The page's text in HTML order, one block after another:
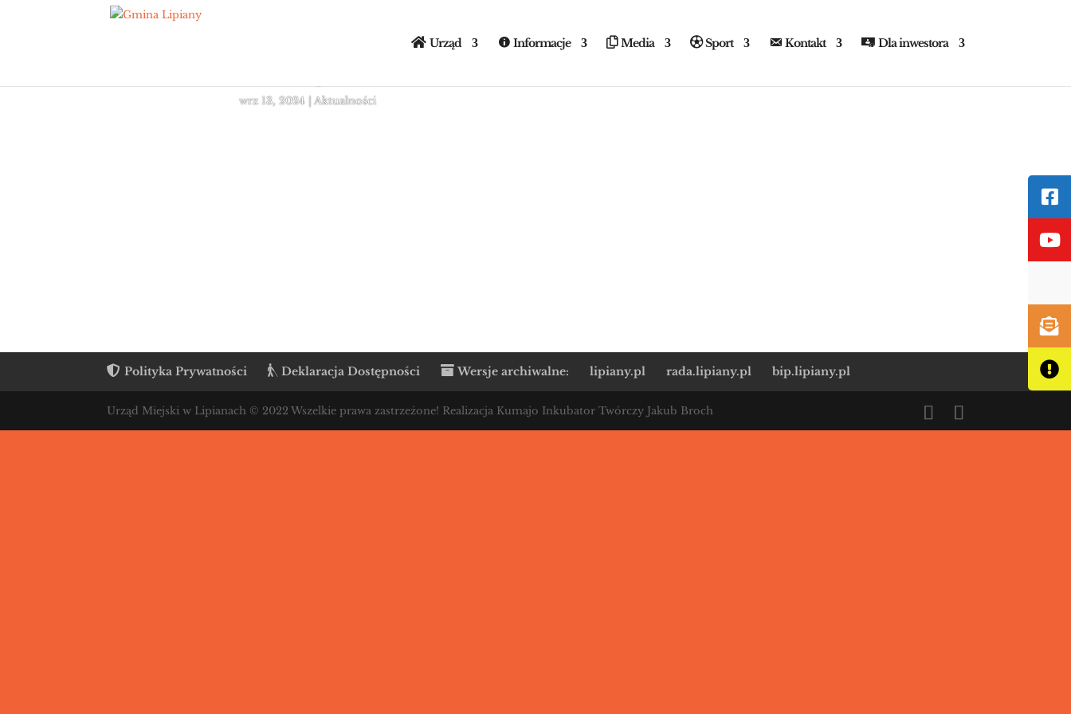
Urząd Informacje Media Sport Kontakt Dla inwestora
w Myśliborzu
wrz 13, 2024|Aktualności
Polityka Prywatności Deklaracja Dostępności Wersje archiwalne: lipiany.pl rada.lipiany.pl bip.lipiany.pl
Urząd Miejski w Lipianach © 2022 Wszelkie prawa zastrzeżone! Realizacja Kumajo Inkubator Twórczy Jakub Broch